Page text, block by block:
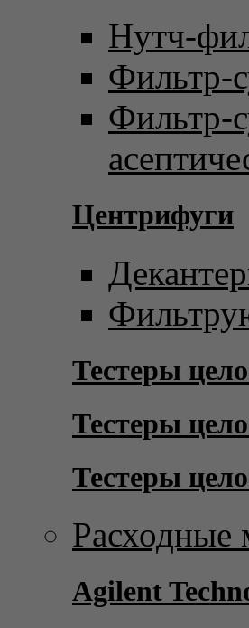
Нутч-
Фильтр-
Фильтр-
Центрифуги
Тестеры
Тестеры
Тестеры
Расходные
Agilent